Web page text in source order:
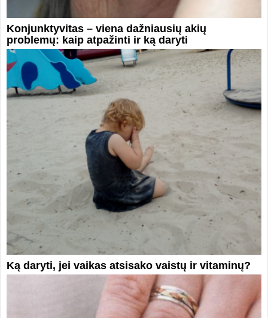
Konjunktyvitas – viena dažniausių akių
problemų: kaip atpažinti ir ką daryti
Ką daryti, jei vaikas atsisako vaistų ir vitaminų?